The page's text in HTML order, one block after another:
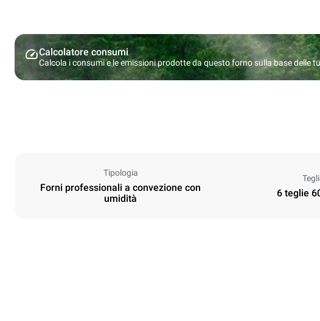
Calcolatore consumi
Calcola i consumi e le emissioni prodotte da questo forno sulla base delle
Tipologia
Forni professionali a convezione con
umidità
6 teglie